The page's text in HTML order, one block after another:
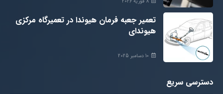
تعمیر جعبه فرمان هیوندا در تعمیرگاه مرکزی
هیوندای
10 دسامبر 2025
دسترسی سریع